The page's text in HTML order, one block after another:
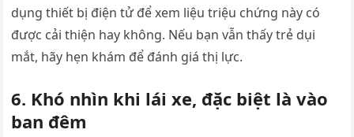
dụng thiết bị điện tử để xem liệu triệu chứng này có
được cải thiện hay không. Nếu bạn vẫn thấy trẻ dụi
mắt, hãy hẹn khám để đánh giá thị lực.
6. Khó nhìn khi lái xe, đặc biệt là vào
ban đêm